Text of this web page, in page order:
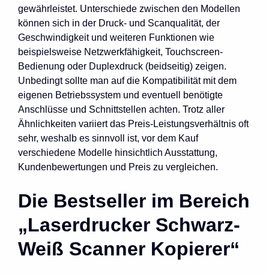
gewährleistet. Unterschiede zwischen den Modellen
können sich in der Druck- und Scanqualität, der
Geschwindigkeit und weiteren Funktionen wie
beispielsweise Netzwerkfähigkeit, Touchscreen-
Bedienung oder Duplexdruck (beidseitig) zeigen.
Unbedingt sollte man auf die Kompatibilität mit dem
eigenen Betriebssystem und eventuell benötigte
Anschlüsse und Schnittstellen achten. Trotz aller
Ähnlichkeiten variiert das Preis-Leistungsverhältnis oft
sehr, weshalb es sinnvoll ist, vor dem Kauf
verschiedene Modelle hinsichtlich Ausstattung,
Kundenbewertungen und Preis zu vergleichen.
Die Bestseller im Bereich
„Laserdrucker Schwarz-
Weiß Scanner Kopierer“